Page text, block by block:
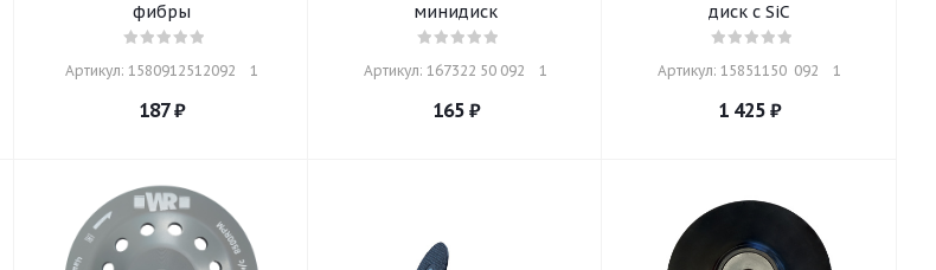
фибры
Артикул: 1580912512092    1
187₽
минидиск
Артикул: 167322 50 092    1
165₽
диск с SiC
Артикул: 15851150  092    1
1 425 ₽